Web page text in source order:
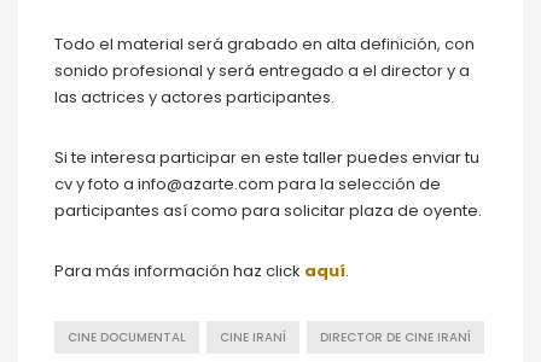
Todo el material será grabado en alta definición, con
sonido profesional y será entregado a el director y a
las actrices y actores participantes.
Si te interesa participar en este taller puedes enviar tu
cv y foto a info@azarte.com para la selección de
participantes así como para solicitar plaza de oyente.
Para más información haz click aquí.
CINE DOCUMENTAL CINE IRANÍ DIRECTOR DE CINE IRANÍ